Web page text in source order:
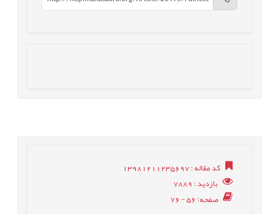
کد مقاله: 13981211235697
بازدید: 7889
صفحه: 56 - 76